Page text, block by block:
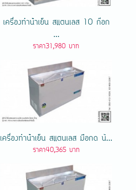
เครื่องทําน้ําเย็น สแตนเลส 10 ก๊อก
...
ราคา31,980 บาท
เครื่องทําน้ําเย็น สแตนเลส มือกด น้...
ราคา40,365 บาท